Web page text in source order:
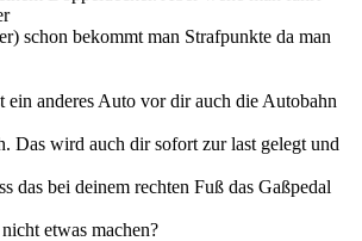
schon bekommt man Strafpunkte da man
ein anderes Auto vor dir auch die Autobahn
Das wird auch dir sofort zur last gelegt und
das bei deinem rechten Fuß das Gaßpedal
etwas machen?